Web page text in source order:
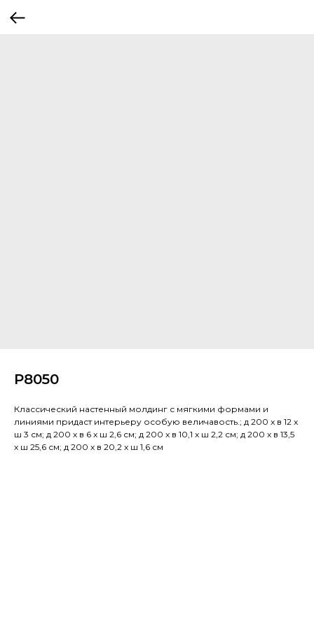
P8050
Классический настенный молдинг с мягкими формами и
линиями придаст интерьеру особую величавость.; д 200 x в 12 x
ш 3 см; д 200 x в 6 x ш 2,6 см; д 200 x в 10,1 x ш 2,2 см; д 200 x в 13,5
x ш 25,6 см; д 200 x в 20,2 x ш 1,6 см